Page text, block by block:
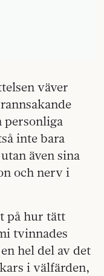
väver
personliga
inte bara
även sina
och nerv i
på hur tätt
tvinnades
hel del av det
i välfärden,